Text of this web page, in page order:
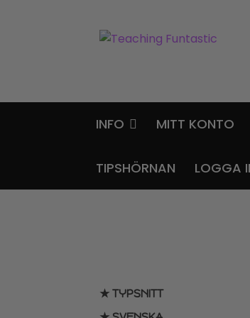
Hoppa
Gå
INFO MITT KONTO
TIPSHÖRNAN LOGGA
★ TYPSNITT